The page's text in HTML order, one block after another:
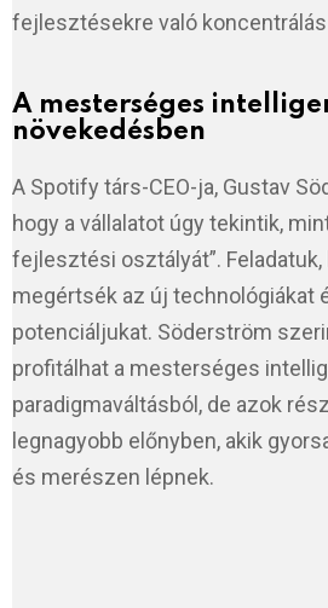
fejlesztésekre való
A mesterséges
növekedésben
A Spotify társ-CEO-ja, Gustav
hogy a vállalatot úgy tekintik,
fejlesztési osztályát”. Feladatuk,
megértsék az új technológiákat
potenciáljukat. Söderström
profitálhat a mesterséges
paradigmaváltásból, de azok
legnagyobb előnyben, akik
és merészen lépnek.